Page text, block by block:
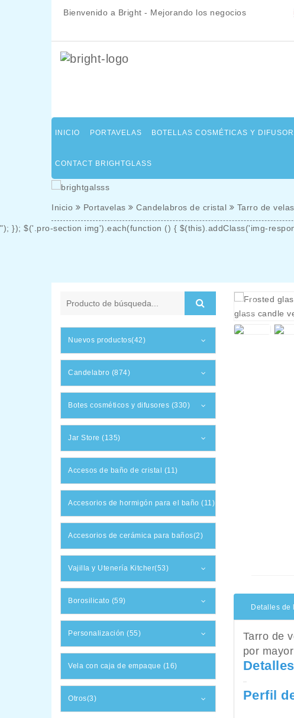
Bienvenido a Bright - Mejorando los negocios
INICIO PORTAVELAS BOTELLAS COSMÉTICAS Y
CONTACT BRIGHTGLASS
Inicio Portavelas Candelabros de cristal Tarro de
"); }); $('.pro-section img').each(function () { $(this).addClass('img-
Nuevos productos(42)
Candelabro (874)
Botes cosméticos y difusores (330)
Jar Store (135)
Accesos de baño de cristal (11)
Accesorios de hormigón para el baño (11)
Accesorios de cerámica para baños(2)
Vajilla y Utenería Kitcher(53)
Borosilicato (59)
Personalización (55)
Vela con caja de empaque (16)
Otros(3)
Detalles de
Tarro de
por mayor
Perfil